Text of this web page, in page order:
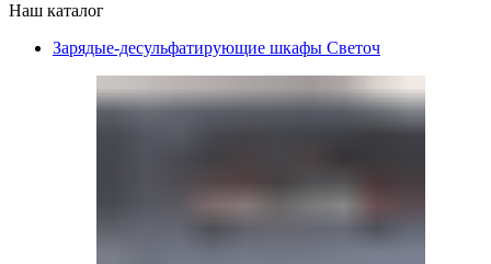
Наш каталог
Зарядые-десульфатирующие шкафы Светоч